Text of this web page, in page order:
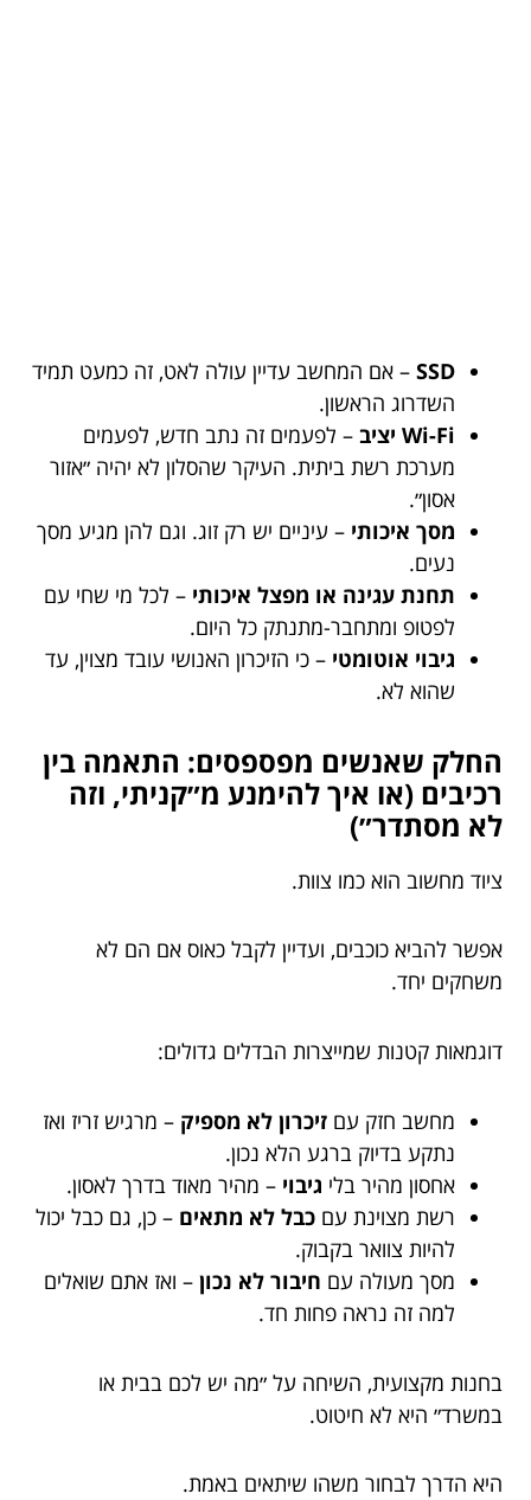
SSD – אם המחשב עדיין עולה לאט, זה כמעט תמיד
השדרוג הראשון.
Wi-Fi יציב
– לפעמים זה נתב חדש, לפעמים
מערכת רשת ביתית. העיקר שהסלון לא יהיה ״אזור
אסון״.
מסך איכותי – עיניים יש רק זוג. וגם להן מגיע מסך
נעים.
תחנת עגינה או מפצל איכותי – לכל מי שחי עם
לפטופ ומתחבר-מתנתק כל היום.
גיבוי אוטומטי – כי הזיכרון האנושי עובד מצוין, עד
שהוא לא.
החלק שאנשים מפספסים: התאמה בין
רכיבים (או איך להימנע מ״קניתי, וזה
לא מסתדר״)
ציוד מחשוב הוא כמו צוות.
אפשר להביא כוכבים, ועדיין לקבל כאוס אם הם לא
משחקים יחד.
דוגמאות קטנות שמייצרות הבדלים גדולים:
מחשב חזק עם זיכרון לא מספיק – מרגיש זריז ואז
נתקע בדיוק ברגע הלא נכון.
אחסון מהיר בלי גיבוי – מהיר מאוד בדרך לאסון.
רשת מצוינת עם כבל לא מתאים – כן, גם כבל יכול
להיות צוואר בקבוק.
מסך מעולה עם חיבור לא נכון – ואז אתם שואלים
למה זה נראה פחות חד.
בחנות מקצועית, השיחה על ״מה יש לכם בבית או
במשרד״ היא לא חיטוט.
היא הדרך לבחור משהו שיתאים באמת.